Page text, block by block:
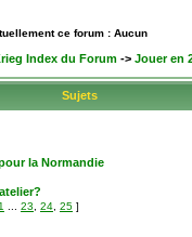
ce forum : Aucun
Index du Forum -> Jouer en
Sujets
la Normandie
1 23 24 25 ]